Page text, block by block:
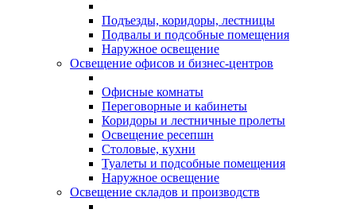
Подъезды, коридоры, лестницы
Подвалы и подсобные помещения
Наружное освещение
Освещение офисов и бизнес-центров
Офисные комнаты
Переговорные и кабинеты
Коридоры и лестничные пролеты
Освещение ресепшн
Столовые, кухни
Туалеты и подсобные помещения
Наружное освещение
Освещение складов и производств